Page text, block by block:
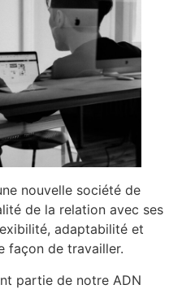
nouvelle société de
de la relation avec ses
adaptabilité et
façon de travailler.
partie de notre ADN